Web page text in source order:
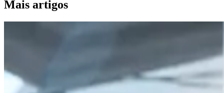
Mais artigos